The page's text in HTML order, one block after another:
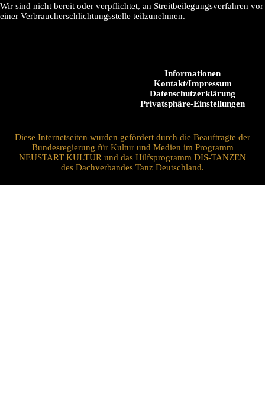
Wir sind nicht bereit oder verpflichtet, an Streitbeilegungsverfahren vor
einer Verbraucherschlichtungsstelle teilzunehmen.
Informationen
Kontakt/Impressum
Datenschutzerklärung
Privatsphäre-Einstellungen
Diese Internetseiten wurden gefördert durch die Beauftragte der
Bundesregierung für Kultur und Medien im Programm
NEUSTART KULTUR und das Hilfsprogramm DIS-TANZEN
des Dachverbandes Tanz Deutschland.